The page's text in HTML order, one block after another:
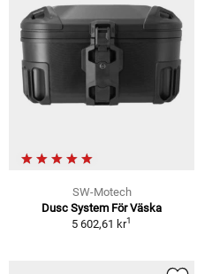
SW-Motech
Dusc System För Väska
5 602,61 kr1